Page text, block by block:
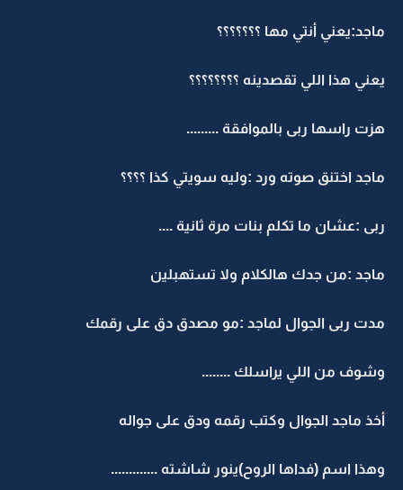
ماجد:يعني أنتي مها ؟؟؟؟؟؟؟
يعني هذا اللي تقصدينه ؟؟؟؟؟؟؟؟
هزت راسها ربى بالموافقة .........
ماجد اختنق صوته ورد :وليه سويتي كذا ؟؟؟؟
ربى :عشان ما تكلم بنات مرة ثانية ....
ماجد :من جدك هالكلام ولا تستهبلين
مدت ربى الجوال لماجد :مو مصدق دق على رقمك
وشوف من اللي يراسلك ........
أخذ ماجد الجوال وكتب رقمه ودق على جواله
وهذا اسم (فداها الروح)ينور شاشته .............